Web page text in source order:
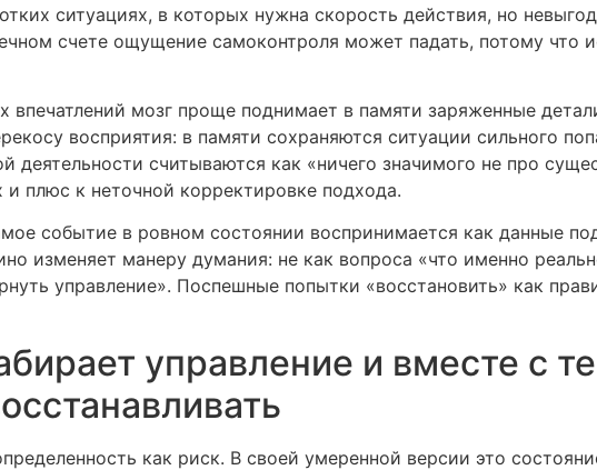
ситуациях, в которых нужна скорость действия, но
счете ощущение самоконтроля может падать, потому что
впечатлений мозг проще поднимает в памяти заряженные
восприятия: в памяти сохраняются ситуации сильного
деятельности считываются как «ничего значимого не про
плюс к неточной корректировке подхода.
событие в ровном состоянии воспринимается как данные
изменяет манеру думания: не как вопроса «что именно
управление». Поспешные попытки «восстановить» как
управление и вместе с
как риск. В своей умеренной версии это